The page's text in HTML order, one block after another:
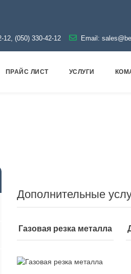
12, (050) 330-42-12 Email:
ПРАЙС ЛИСТ УСЛУГИ
Дополнительные
Газовая резка металла